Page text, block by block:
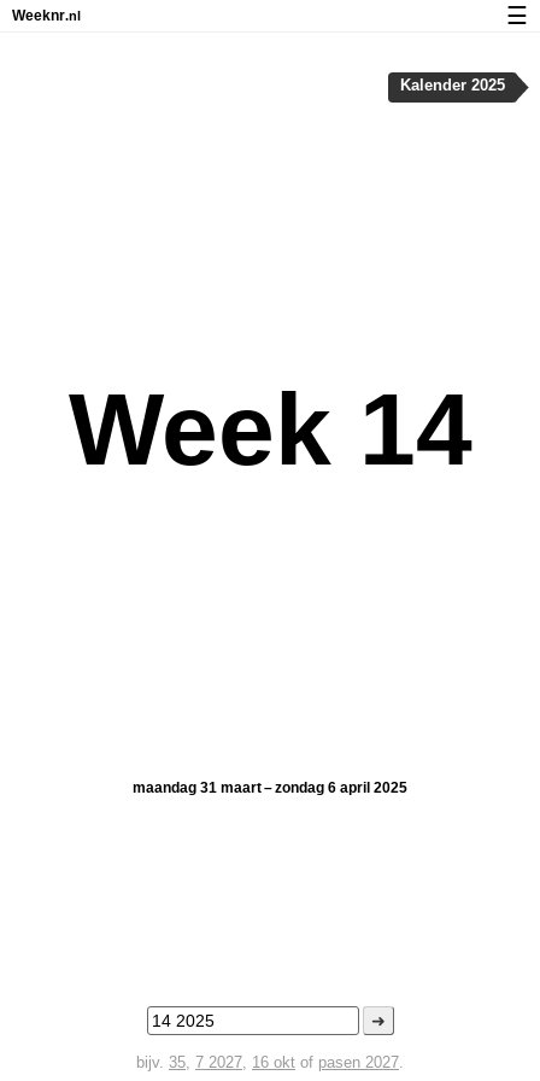
Week 14
maandag 31 maart – zondag 6 april 2025
➜
bijv. 35, 7 2027, 16 okt of pasen 2027.
Kalender 2025
Weeknr.nl ☰